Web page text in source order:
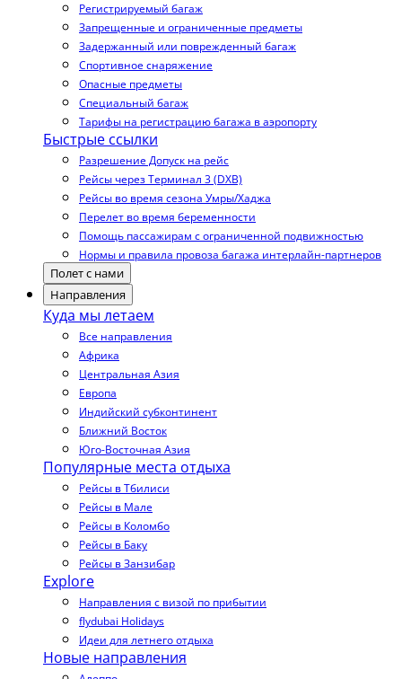
Регистрируемый багаж
Запрещенные и ограниченные предметы
Задержанный или поврежденный багаж
Спортивное снаряжение
Опасные предметы
Специальный багаж
Тарифы на регистрацию багажа в аэропорту
Быстрые ссылки
Разрешение Допуск на рейс
Рейсы через Терминал 3 (DXB)
Рейсы во время сезона Умры/Хаджа
Перелет во время беременности
Помощь пассажирам с ограниченной подвижностью
Нормы и правила провоза багажа интерлайн-партнеров
Полет с нами
Направления
Куда мы летаем
Все направления
Африка
Центральная Азия
Европа
Индийский субконтинент
Ближний Восток
Юго-Восточная Азия
Популярные места отдыха
Рейсы в Тбилиси
Рейсы в Мале
Рейсы в Коломбо
Рейсы в Баку
Рейсы в Занзибар
Explore
Направления с визой по прибытии
flydubai Holidays
Идеи для летнего отдыха
Новые направления